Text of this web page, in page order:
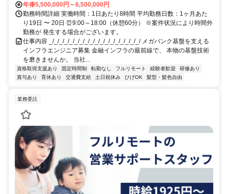
年俸5,500,000円～6,500,000円
勤務時間詳細 実働時間：1日あたり8時間 平均勤務日数：1ヶ月あた
り19日 〜 20日 ⏰9:00～18:00（休憩60分） ※案件状況により時間外
勤務が 発生する場合がございます。
仕事内容 _/_/_/_/_/_/_/_/_/_/_/_/_/_/_/_/_/_/ メガバンク基盤を支える
インフラエンジニア募集 金融インフラの最前線で、 本物の基盤技術
を磨きませんか。 当社...
資格取得支援あり 固定時間制 転勤なし フルリモート 経験者歓迎
研修あり
賞与あり
育休あり 交通費支給 土日祝休み ひげOK 髪型・髪色自由
業務委託